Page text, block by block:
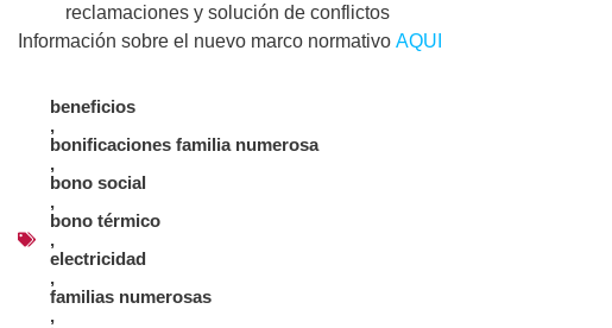
reclamaciones y solución de conflictos
Información sobre el nuevo marco normativo AQUI
beneficios
,
bonificaciones familia numerosa
,
bono social
,
bono térmico
,
electricidad
,
familias numerosas
,